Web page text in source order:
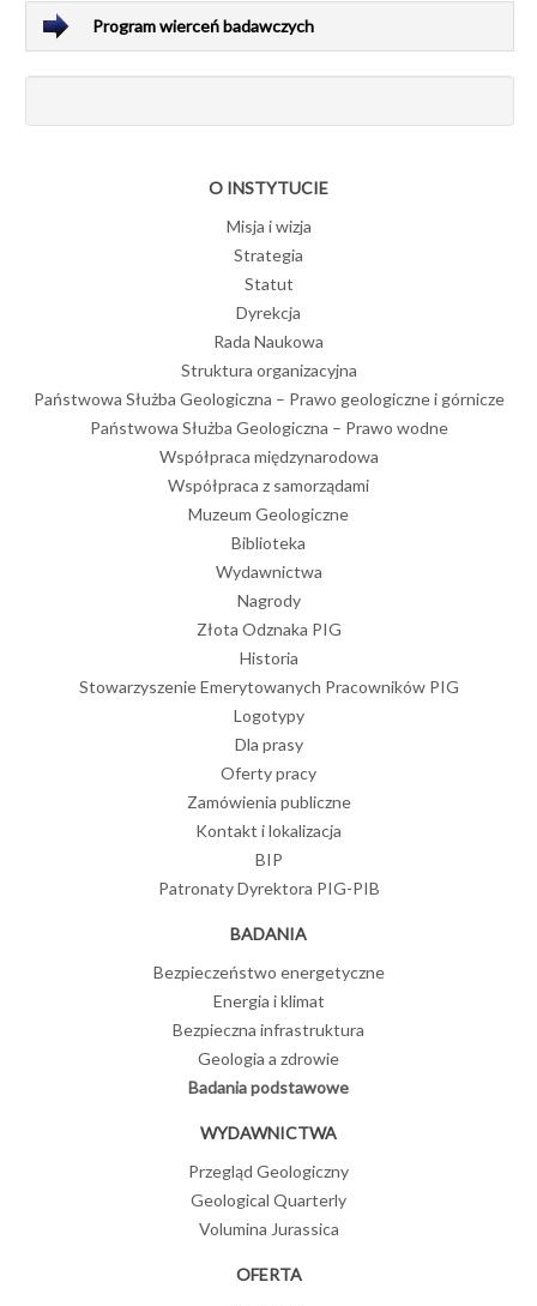
Program wierceń badawczych
O INSTYTUCIE
Misja i wizja
Strategia
Statut
Dyrekcja
Rada Naukowa
Struktura organizacyjna
Państwowa Służba Geologiczna – Prawo geologiczne i górnicze
Państwowa Służba Geologiczna – Prawo wodne
Współpraca międzynarodowa
Współpraca z samorządami
Muzeum Geologiczne
Biblioteka
Wydawnictwa
Nagrody
Złota Odznaka PIG
Historia
Stowarzyszenie Emerytowanych Pracowników PIG
Logotypy
Dla prasy
Oferty pracy
Zamówienia publiczne
Kontakt i lokalizacja
BIP
Patronaty Dyrektora PIG-PIB
BADANIA
Bezpieczeństwo energetyczne
Energia i klimat
Bezpieczna infrastruktura
Geologia a zdrowie
Badania podstawowe
WYDAWNICTWA
Przegląd Geologiczny
Geological Quarterly
Volumina Jurassica
OFERTA